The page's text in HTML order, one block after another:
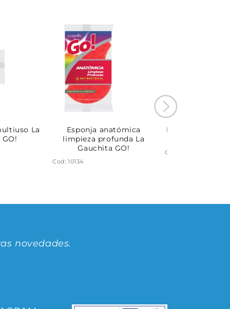
La
Esponja anatómica
limpieza profunda La
Gauchita GO!
Cod: 10134
Esponja a
Cod: 10142
novedades.